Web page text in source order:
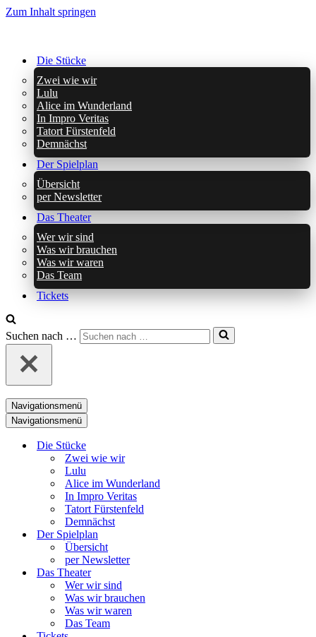
Zum Inhalt springen
Die Stücke
Zwei wie wir
Lulu
Alice im Wunderland
In Impro Veritas
Tatort Fürstenfeld
Demnächst
Der Spielplan
Übersicht
per Newsletter
Das Theater
Wer wir sind
Was wir brauchen
Was wir waren
Das Team
Tickets
Suchen nach …
Navigationsmenü
Navigationsmenü
Die Stücke
Zwei wie wir
Lulu
Alice im Wunderland
In Impro Veritas
Tatort Fürstenfeld
Demnächst
Der Spielplan
Übersicht
per Newsletter
Das Theater
Wer wir sind
Was wir brauchen
Was wir waren
Das Team